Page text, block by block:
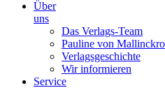
Über
uns
Das Verlags-Team
Pauline von
Verlagsgeschichte
Wir informieren
Service